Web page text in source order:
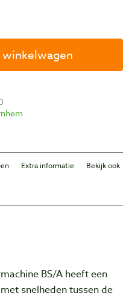
winkelwagen
Extra informatie Bekijk ook
BS/A heeft een
snelheden tussen de